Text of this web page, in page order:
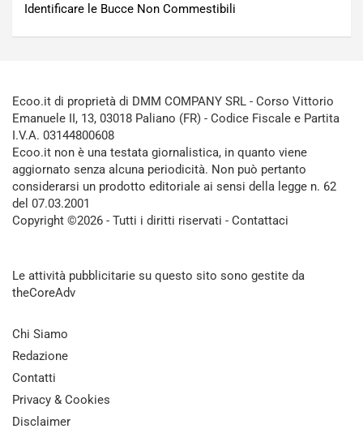
Identificare le Bucce Non Commestibili
Ecoo.it di proprietà di DMM COMPANY SRL - Corso Vittorio
Emanuele II, 13, 03018 Paliano (FR) - Codice Fiscale e Partita
I.V.A. 03144800608
Ecoo.it non è una testata giornalistica, in quanto viene
aggiornato senza alcuna periodicità. Non può pertanto
considerarsi un prodotto editoriale ai sensi della legge n. 62
del 07.03.2001
Copyright ©2026 - Tutti i diritti riservati - Contattaci
Le attività pubblicitarie su questo sito sono gestite da
theCoreAdv
Chi Siamo
Redazione
Contatti
Privacy & Cookies
Disclaimer